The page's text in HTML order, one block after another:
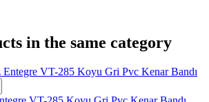
in the same category